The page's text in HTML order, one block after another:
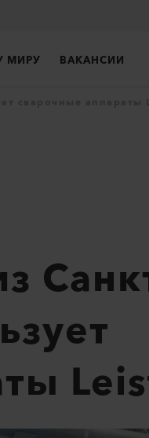
МИРУ ВАКАНСИИ